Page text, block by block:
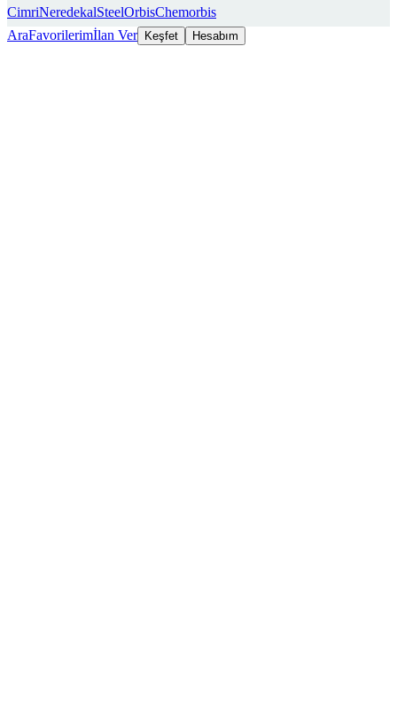
CimriNeredekalSteelOrbisChemorbis
AraFavorilerimİlan Ver Keşfet Hesabım